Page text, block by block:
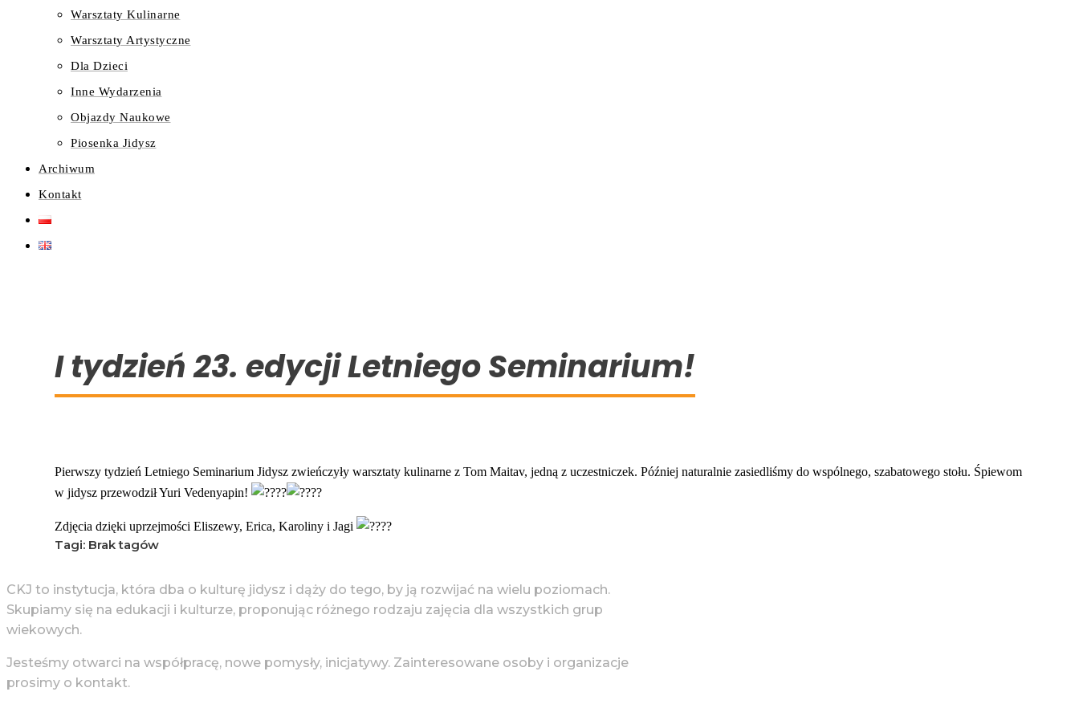
Warsztaty Kulinarne
Warsztaty Artystyczne
Dla Dzieci
Inne Wydarzenia
Objazdy Naukowe
Piosenka Jidysz
Archiwum
Kontakt
I tydzień 23. edycji Letniego Seminarium!
Pierwszy tydzień Letniego Seminarium Jidysz zwieńczyły warsztaty kulinarne z Tom Maitav, jedną z uczestniczek. Później naturalnie zasiedliśmy do wspólnego, szabatowego stołu. Śpiewom
w jidysz przewodził Yuri Vedenyapin!
Zdjęcia dzięki uprzejmości Eliszewy, Erica, Karoliny i Jagi
Tagi: Brak tagów
CKJ to instytucja, która dba o kulturę jidysz i dąży do tego, by ją rozwijać na wielu poziomach.
Skupiamy się na edukacji i kulturze, proponując różnego rodzaju zajęcia dla wszystkich grup
wiekowych.
Jesteśmy otwarci na współpracę, nowe pomysły, inicjatywy. Zainteresowane osoby i organizacje
prosimy o kontakt.